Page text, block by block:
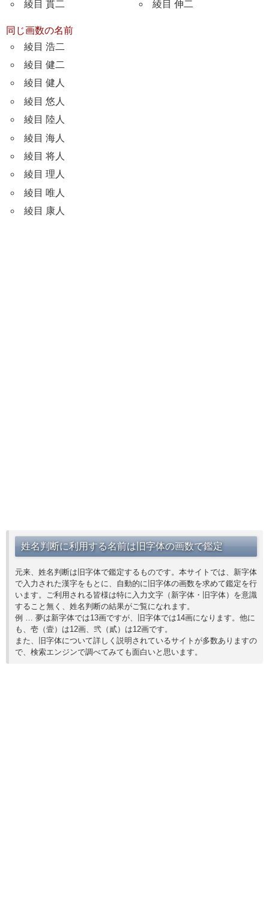
綾目 貫二 綾目 伸二
同じ画数の名前
綾目 浩二
綾目 健二
綾目 健人
綾目 悠人
綾目 陸人
綾目 海人
綾目 将人
綾目 理人
綾目 唯人
綾目 康人
姓名判断に利用する名前は旧字体の画数で鑑定
元来、姓名判断は旧字体で鑑定するものです。本サイトでは、新字体
で入力された漢字をもとに、自動的に旧字体の画数を求めて鑑定を行
います。ご利用される皆様は特に入力文字（新字体・旧字体）を意識
すること無く、姓名判断の結果がご覧になれます。
例 … 夢は新字体では13画ですが、旧字体では14画になります。他に
も、壱（壹）は12画、弐（貳）は12画です。
また、旧字体について詳しく説明されているサイトが多数ありますの
で、検索エンジンで調べてみても面白いと思います。